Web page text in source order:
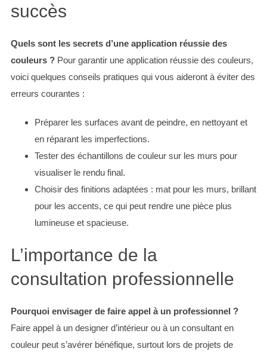
succès
Quels sont les secrets d’une application réussie des
couleurs ?Pour garantir une application réussie des couleurs,
voici quelques conseils pratiques qui vous aideront à éviter des
erreurs courantes :
Préparer les surfaces avant de peindre, en nettoyant et
en réparant les imperfections.
Tester des échantillons de couleur sur les murs pour
visualiser le rendu final.
Choisir des finitions adaptées : mat pour les murs, brillant
pour les accents, ce qui peut rendre une pièce plus
lumineuse et spacieuse.
L’importance de la
consultation professionnelle
Pourquoi envisager de faire appel à un professionnel ?
Faire appel à un designer d’intérieur ou à un consultant en
couleur peut s’avérer bénéfique, surtout lors de projets de